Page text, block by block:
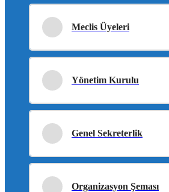
Meclis Üyeleri
Yönetim Kurulu
Genel Sekreterlik
Organizasyon Şeması